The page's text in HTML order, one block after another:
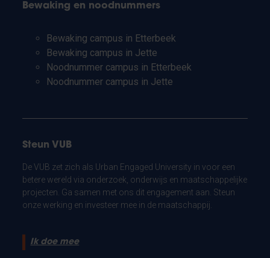
Bewaking en noodnummers
Bewaking campus in Etterbeek
Bewaking campus in Jette
Noodnummer campus in Etterbeek
Noodnummer campus in Jette
Steun VUB
De VUB zet zich als Urban Engaged University in voor een
betere wereld via onderzoek, onderwijs en maatschappelijke
projecten. Ga samen met ons dit engagement aan. Steun
onze werking en investeer mee in de maatschappij.
Ik doe mee